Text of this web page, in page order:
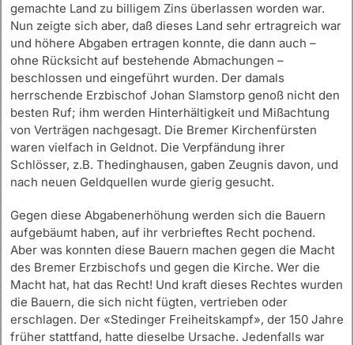
gemachte Land zu billigem Zins überlassen worden war.
Nun zeigte sich aber, daß dieses Land sehr ertragreich war
und höhere Abgaben ertragen konnte, die dann auch –
ohne Rücksicht auf bestehende Abmachungen –
beschlossen und eingeführt wurden. Der damals
herrschende Erzbischof Johan Slamstorp genoß nicht den
besten Ruf; ihm werden Hinterhältigkeit und Mißachtung
von Verträgen nachgesagt. Die Bremer Kirchenfürsten
waren vielfach in Geldnot. Die Verpfändung ihrer
Schlösser, z.B. Thedinghausen, gaben Zeugnis davon, und
nach neuen Geldquellen wurde gierig gesucht.
Gegen diese Abgabenerhöhung werden sich die Bauern
aufgebäumt haben, auf ihr verbrieftes Recht pochend.
Aber was konnten diese Bauern machen gegen die Macht
des Bremer Erzbischofs und gegen die Kirche. Wer die
Macht hat, hat das Recht! Und kraft dieses Rechtes wurden
die Bauern, die sich nicht fügten, vertrieben oder
erschlagen. Der «Stedinger Freiheitskampf», der 150 Jahre
früher stattfand, hatte dieselbe Ursache. Jedenfalls war